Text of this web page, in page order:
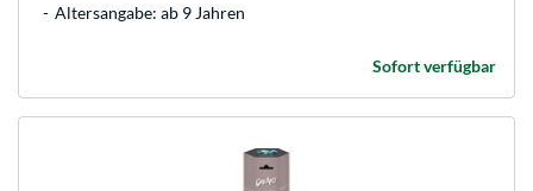
Altersangabe: ab 9 Jahren
Sofort verfügbar